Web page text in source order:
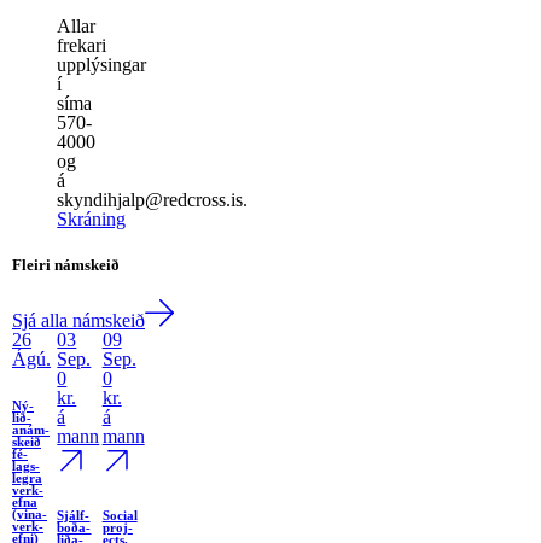
Allar
frekari
upplýsingar
í
síma
570-
4000
og
á
skyndihjalp@redcross.is.
Skráning
Fleiri námskeið
Sjá alla námskeið
26
Ágú.
Ný­
lið­
anám­
skeið
fé­
lags­
legra
verk­
efna
(vina­
verk­
efni)
03
Sep.
0
kr.
á
mann
Sjálf­
boða­
liða­
09
Sep.
0
kr.
á
mann
Social
proj­
ects,